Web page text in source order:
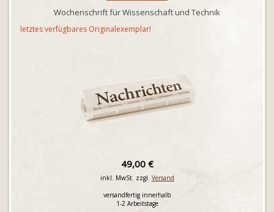
Wochenschrift für Wissenschaft und Technik
letztes verfügbares Originalexemplar!
49,00 €
inkl. MwSt. zzgl. Versand
versandfertig innerhalb
1-2 Arbeitstage